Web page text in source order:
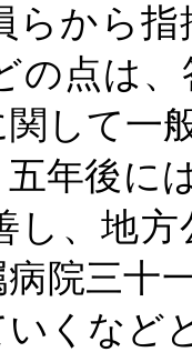
らから
の点は
して一
年後に
し、地
病院三
くなど